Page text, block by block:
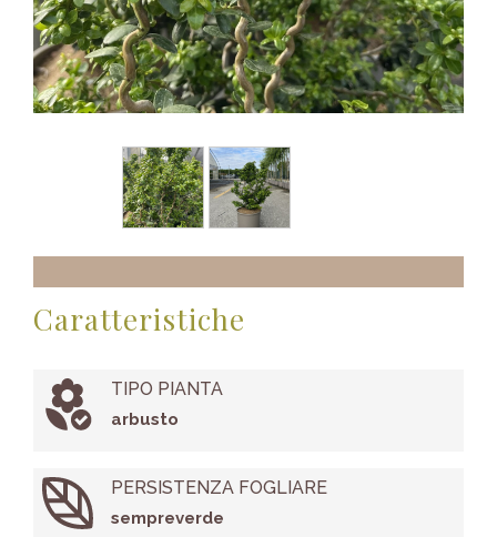
Caratteristiche
TIPO PIANTA
arbusto
PERSISTENZA FOGLIARE
sempreverde